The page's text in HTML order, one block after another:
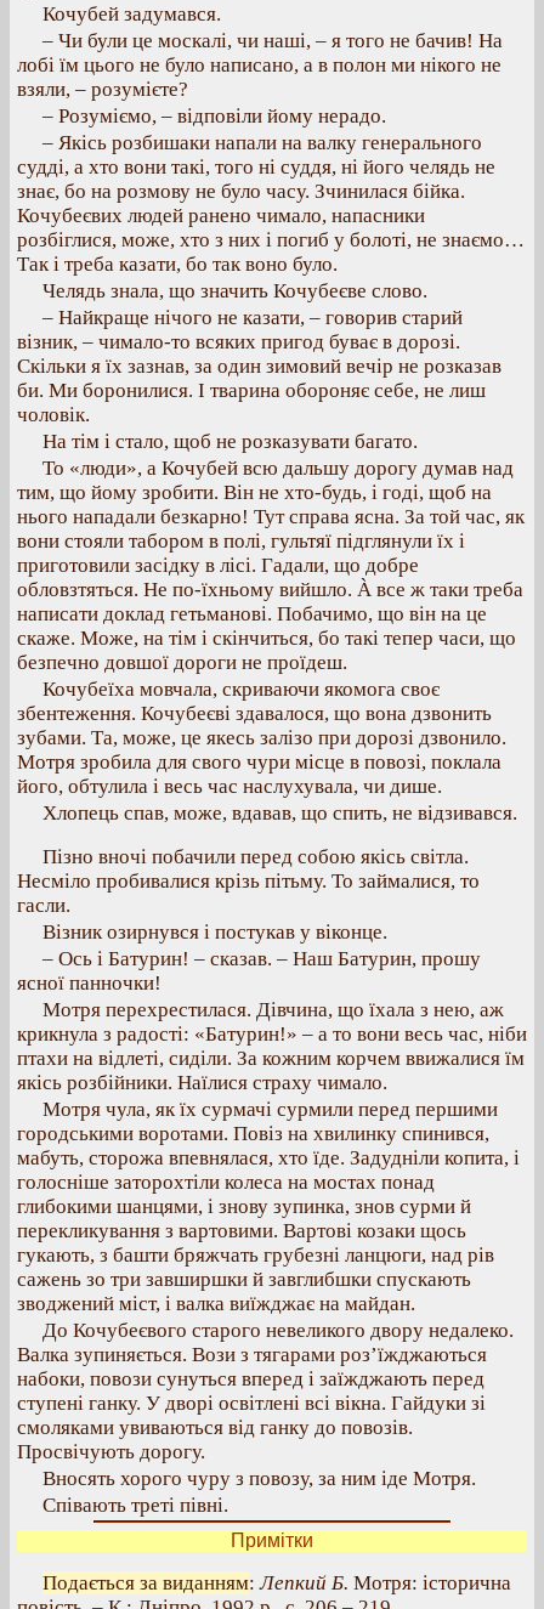
Кочубей задумався.
– Чи були це москалі, чи наші, – я того не бачив! На
лобі їм цього не було написано, а в полон ми нікого не
взяли, – розумієте?
– Розуміємо, – відповіли йому нерадо.
– Якісь розбишаки напали на валку генерального
судді, а хто вони такі, того ні суддя, ні його челядь не
знає, бо на розмову не було часу. Зчинилася бійка.
Кочубеєвих людей ранено чимало, напасники
розбіглися, може, хто з них і погиб у болоті, не знаємо…
Так і треба казати, бо так воно було.
Челядь знала, що значить Кочубеєве слово.
– Найкраще нічого не казати, – говорив старий
візник, – чимало-то всяких пригод буває в дорозі.
Скільки я їх зазнав, за один зимовий вечір не розказав
би. Ми боронилися. І тварина обороняє себе, не лиш
чоловік.
На тім і стало, щоб не розказувати багато.
То «люди», а Кочубей всю дальшу дорогу думав над
тим, що йому зробити. Він не хто-будь, і годі, щоб на
нього нападали безкарно! Тут справа ясна. За той час, як
вони стояли табором в полі, гультяї підглянули їх і
приготовили засідку в лісі. Гадали, що добре
обловзтяться. Не по-їхньому вийшло. À все ж таки треба
написати доклад гетьманові. Побачимо, що він на це
скаже. Може, на тім і скінчиться, бо такі тепер часи, що
безпечно довшої дороги не проїдеш.
Кочубеїха мовчала, скриваючи якомога своє
збентеження. Кочубеєві здавалося, що вона дзвонить
зубами. Та, може, це якесь залізо при дорозі дзвонило.
Мотря зробила для свого чури місце в повозі, поклала
його, обтулила і весь час наслухувала, чи дише.
Хлопець спав, може, вдавав, що спить, не відзивався.
Пізно вночі побачили перед собою якісь світла.
Несміло пробивалися крізь пітьму. То займалися, то
гасли.
Візник озирнувся і постукав у віконце.
– Ось і Батурин! – сказав. – Наш Батурин, прошу
ясної панночки!
Мотря перехрестилася. Дівчина, що їхала з нею, аж
крикнула з радості: «Батурин!» – а то вони весь час, ніби
птахи на відлеті, сиділи. За кожним корчем ввижалися їм
якісь розбійники. Наїлися страху чимало.
Мотря чула, як їх сурмачі сурмили перед першими
городськими воротами. Повіз на хвилинку спинився,
мабуть, сторожа впевнялася, хто їде. Задудніли копита, і
голосніше заторохтіли колеса на мостах понад
глибокими шанцями, і знову зупинка, знов сурми й
перекликування з вартовими. Вартові козаки щось
гукають, з башти бряжчать грубезні ланцюги, над рів
сажень зо три завширшки й завглибшки спускають
зводжений міст, і валка виїжджає на майдан.
До Кочубеєвого старого невеликого двору недалеко.
Валка зупиняється. Вози з тягарами роз’їжджаються
набоки, повози сунуться вперед і заїжджають перед
ступені ганку. У дворі освітлені всі вікна. Гайдуки зі
смоляками увиваються від ганку до повозів.
Просвічують дорогу.
Вносять хорого чуру з повозу, за ним іде Мотря.
Співають треті півні.
Примітки
Подається за виданням:Лепкий Б. Мотря: історична